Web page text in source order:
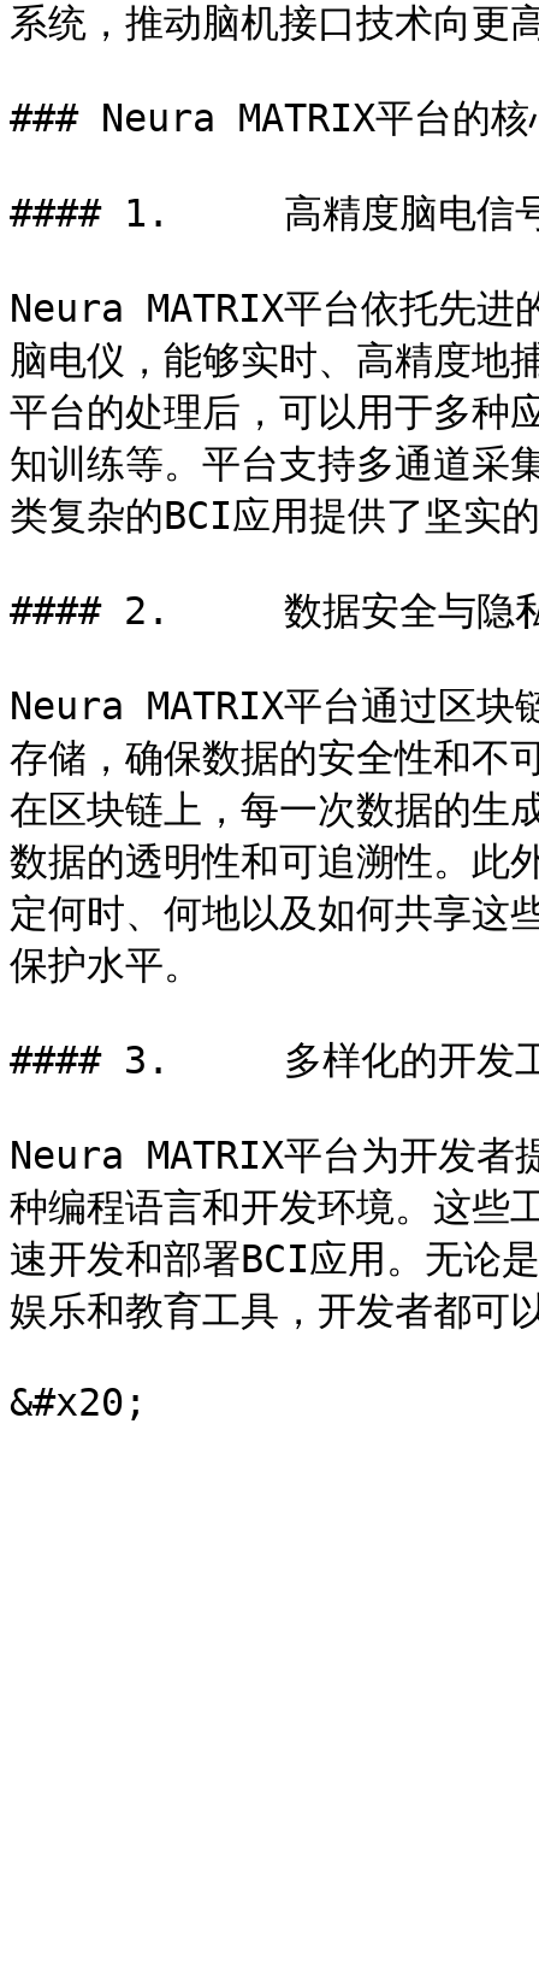
系统，推动脑机接口技术向更
### Neura MATRIX平台的核
#### 1.     高精度脑电信
Neura MATRIX平台依托先进
脑电仪，能够实时、高精度地
平台的处理后，可以用于多种
知训练等。平台支持多通道采
类复杂的BCI应用提供了坚实
#### 2.     数据安全与隐
Neura MATRIX平台通过区块
存储，确保数据的安全性和不
在区块链上，每一次数据的生
数据的透明性和可追溯性。此
定何时、何地以及如何共享这
保护水平。
#### 3.     多样化的开发工
Neura MATRIX平台为开发者
种编程语言和开发环境。这些
速开发和部署BCI应用。无论
娱乐和教育工具，开发者都可